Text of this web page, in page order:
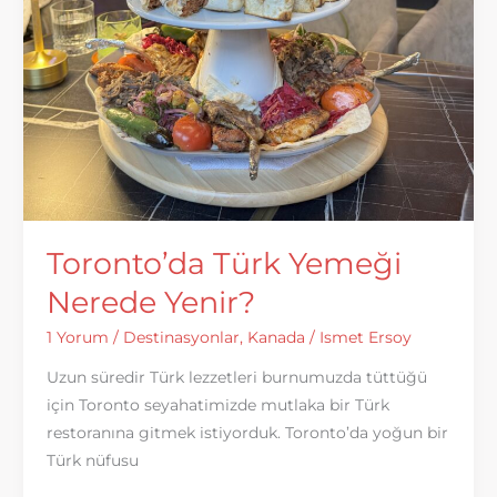
Toronto’da Türk Yemeği
Nerede Yenir?
1 Yorum / Destinasyonlar, Kanada / Ismet Ersoy
Uzun süredir Türk lezzetleri burnumuzda tüttüğü
için Toronto seyahatimizde mutlaka bir Türk
restoranına gitmek istiyorduk. Toronto’da yoğun bir
Türk nüfusu